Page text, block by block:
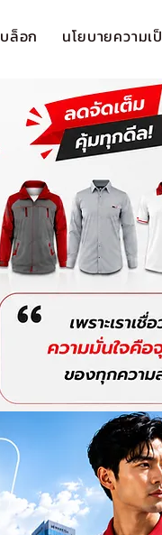
บล็อก นโยบายความเ